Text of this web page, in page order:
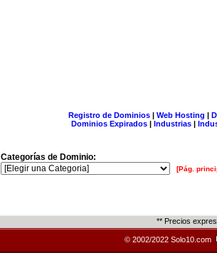
Registro de Dominios| Web Hosting |
Dominios Expirados | Industrias |
Categorías de Dominio:
[Pág.
** Precios
© 2002/2022 Solo10.com